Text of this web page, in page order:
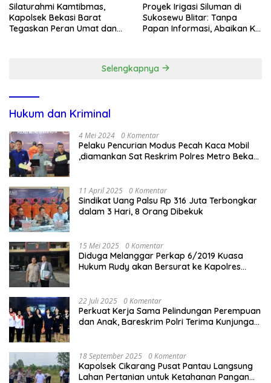
Silaturahmi Kamtibmas,
Kapolsek Bekasi Barat
Tegaskan Peran Umat dan
Proyek Irigasi Siluman di
Sukosewu Blitar: Tanpa
Papan Informasi, Abaikan K3,
Selengkapnya
Hukum dan Kriminal
4 Mei 2024 0 Komentar
Pelaku Pencurian Modus Pecah Kaca Mobil
,diamankan Sat Reskrim Polres Metro Bekasi
11 April 2025 0 Komentar
Sindikat Uang Palsu Rp 316 Juta Terbongkar
dalam 3 Hari, 8 Orang Dibekuk
15 Mei 2025 0 Komentar
Diduga Melanggar Perkap 6/2019 Kuasa
Hukum Rudy akan Bersurat ke Kapolres
22 Juli 2025 0 Komentar
Perkuat Kerja Sama Pelindungan Perempuan
dan Anak, Bareskrim Polri Terima Kunjungan
18 September 2025 0 Komentar
Kapolsek Cikarang Pusat Pantau Langsung
Lahan Pertanian untuk Ketahanan Pangan